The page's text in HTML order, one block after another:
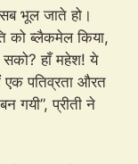
भूल जाते हो।
को ब्लैकमेल किया,
हाँ महेश! ये
एक पतिव्रता औरत
गयी”, प्रीती ने